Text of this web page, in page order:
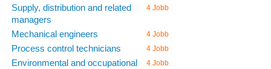
Supply, distribution and related
managers
4 Jobb
Mechanical engineers 4 Jobb
Process control technicians 4 Jobb
Environmental and occupational
4 Jobb